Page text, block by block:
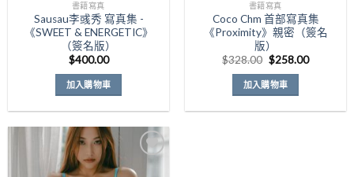
書籍寫真
Sausau李彧秀 寫真集 -
《SWEET & ENERGETIC》
（簽名版）
$400.00
加入購物車
書籍寫真
Coco Chm 首部寫真集
《Proximity》親密（簽名
版）
$328.00 原
始
價
格：
$328.00。
$258.00目
加入購物車